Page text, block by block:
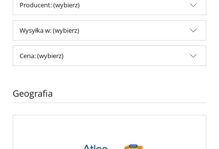
Producent: (wybierz)
Wysyłka w: (wybierz)
Cena: (wybierz)
Geografia